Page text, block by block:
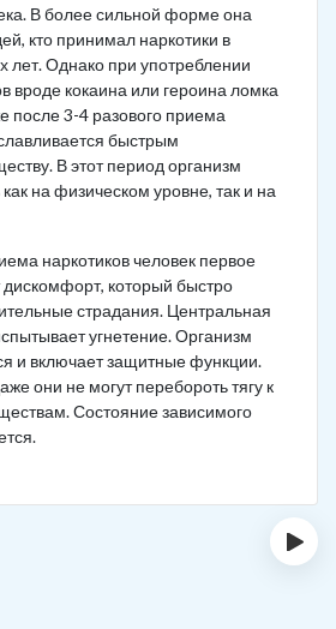
В более сильной форме она
кто принимал наркотики в
лет. Однако при употреблении
вроде кокаина или героина ломка
после 3-4 разового приема
быстрым
В этот период организм
на физическом уровне, так и на
наркотиков человек первое
который быстро
страдания. Центральная
угнетение. Организм
и включает защитные функции.
они не могут перебороть тягу к
Состояние зависимого
›